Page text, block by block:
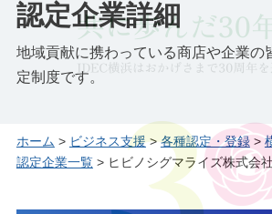
認定企業詳細
地域貢献に携わっている商店や企業の
定制度です。
ホーム > ビジネス支援>各種認定・登録>
認定企業一覧> ヒビノシグマライズ株式会